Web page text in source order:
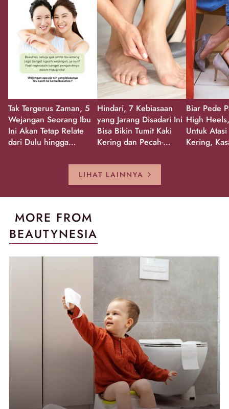
Tak Tergerus Zaman, 5
Wejangan Seorang Ibu
Ini Akan Tetap Relate
dari Dulu hingga
Hindari, 7 Kebiasaan
yang Jarang Disadari Ini
Bisa Bikin Tumit Kaki
Kering dan Pecah-
Biar Pede
High
Untuk
Kering,
LIHAT LAINNYA
MORE FROM
BEAUTYNESIA